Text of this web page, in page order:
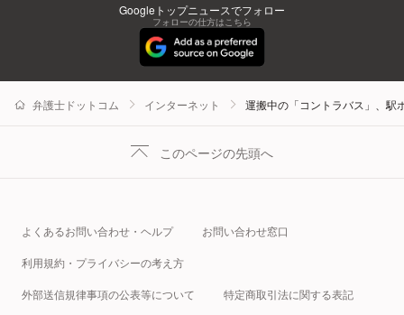
Googleトップニュースでフォロー
フォローの仕方はこちら
弁護士ドットコム インターネット 運搬中の「コントラバス」、
このページの先頭へ
よくあるお問い合わせ・ヘルプ お問い合わせ窓口
利用規約・プライバシーの考え方
外部送信規律事項の公表等について 特定商取引法に関する表記